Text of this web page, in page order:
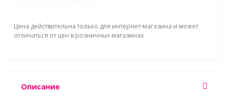
Цена действительна только для интернет-магазина и может
отличаться от цен в розничных магазинах
Описание